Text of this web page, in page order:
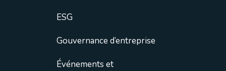
ESG
Gouvernance d’entreprise
Événements et